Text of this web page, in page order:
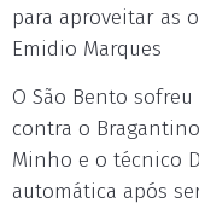
para aproveitar as
Emidio Marques
O São Bento
contra o
Minho e o técnico
automática após